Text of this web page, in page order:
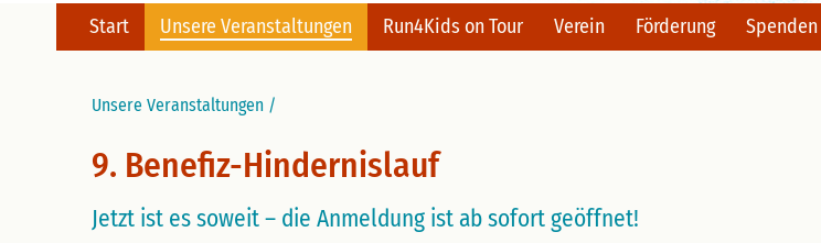
Start Unsere Veranstaltungen Run4Kids on Tour Verein Förderung Spenden
Unsere Veranstaltungen /
9. Benefiz-Hindernislauf
Jetzt ist es soweit – die Anmeldung ist ab sofort geöffnet!